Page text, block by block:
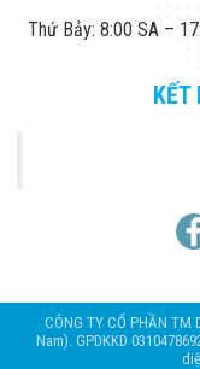
Thứ Bảy: 8:00 SA –
KẾT
CÔNG TY CỔ PHẦN TM
Nam). GPDKKD